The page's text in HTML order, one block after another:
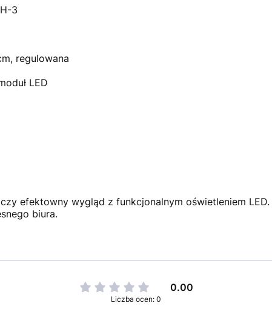
3
regulowana
LED
efektowny wygląd z funkcjonalnym oświetleniem
biura.
0.00
Liczba ocen: 0